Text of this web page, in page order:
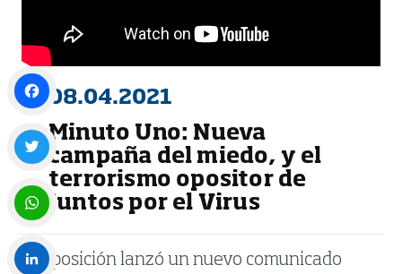
08.04.2021
Minuto Uno: Nueva
campaña del miedo, y el
terrorismo opositor de
Juntos por el Virus
La oposición lanzó un nuevo comunicado
Facebook
Twitter
WhatsApp